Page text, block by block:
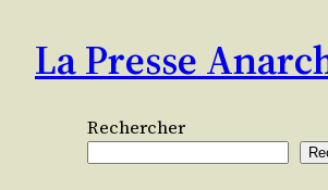
contenu
La Presse
Rechercher